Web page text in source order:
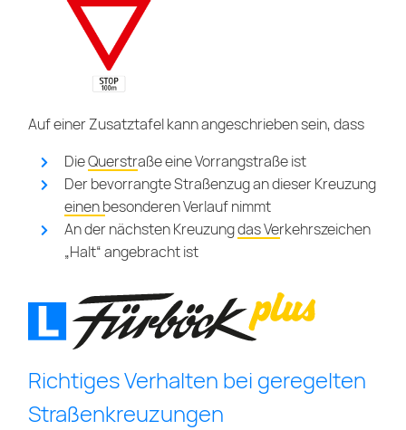
Auf einer Zusatztafel kann angeschrieben sein, dass
DieQuerstraße eine Vorrangstraßeist
Der bevorrangte Straßenzug an dieser Kreuzung
einen besonderen Verlaufnimmt
An der nächsten Kreuzungdas Verkehrszeichen
„Halt“angebracht ist
Richtiges Verhalten bei geregelten
Straßenkreuzungen